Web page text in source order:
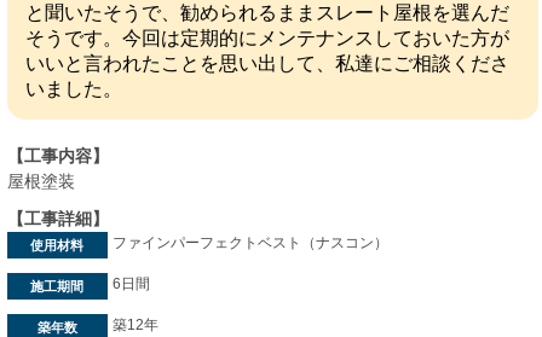
と聞いたそうで、勧められるままスレート屋根を選んだ
そうです。今回は定期的にメンテナンスしておいた方が
いいと言われたことを思い出して、私達にご相談くださ
いました。
【工事内容】
屋根塗装
【工事詳細】
使用材料 ファインパーフェクトベスト（ナスコン）
施工期間 6日間
築年数 築12年